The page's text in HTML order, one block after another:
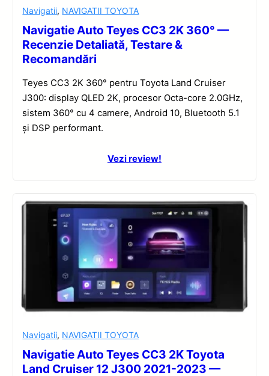
Navigatii, NAVIGATII TOYOTA
Navigatie Auto Teyes CC3 2K 360° —
Recenzie Detaliată, Testare &
Recomandări
Teyes CC3 2K 360° pentru Toyota Land Cruiser
J300: display QLED 2K, procesor Octa-core 2.0GHz,
sistem 360° cu 4 camere, Android 10, Bluetooth 5.1
și DSP performant.
Vezi review!
Navigatii, NAVIGATII TOYOTA
Navigatie Auto Teyes CC3 2K Toyota
Land Cruiser 12 J300 2021-2023 —